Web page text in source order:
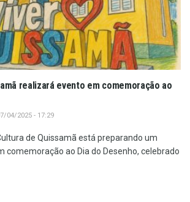
realizará evento em comemoração ao
04/2025 - 17:29
de Quissamã está preparando um
comemoração ao Dia do Desenho, celebrado